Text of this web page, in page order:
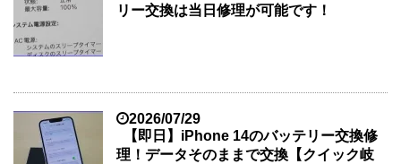
リー交換は当日修理が可能です！
2026/07/29
【即日】iPhone 14のバッテリー交換修
理！データそのままで交換【クイック岐